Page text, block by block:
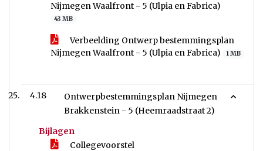
Nijmegen Waalfront - 5 (Ulpia en Fabrica)
43 MB
Verbeelding Ontwerp bestemmingsplan
Nijmegen Waalfront - 5 (Ulpia en Fabrica)
1 MB
4.18
Ontwerpbestemmingsplan Nijmegen
Brakkenstein - 5 (Heemraadstraat 2)
Bijlagen
Collegevoorstel